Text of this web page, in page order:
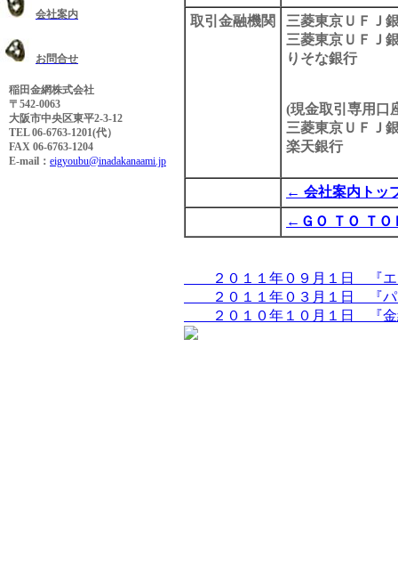
会社案内
お問合せ
稲田金網株式会社
〒542-0063
大阪市中央区東平2-3-12
TEL 06-6763-1201(代）
FAX 06-6763-1204
E-mail： eigyoubu@inadakanaami.jp
取引金融機関
三菱東京ＵＦ
三菱東京ＵＦ
りそな
(現金取引専用口
三菱東京ＵＦ
楽天銀行
← 会社案内トッ
←ＧＯ ＴＯ ＴＯ
２０１１年０９月１日 『エキ
２０１１年０３月１日 『パン
２０１０年１０月１日 『金